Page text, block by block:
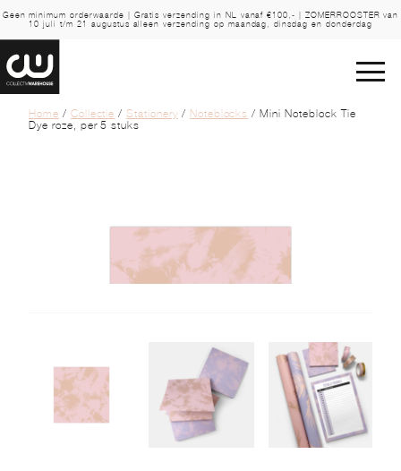
Geen minimum orderwaarde | Gratis verzending in NL vanaf €100,- | ZOMERROOSTER van
10 juli t/m 21 augustus alleen verzending op maandag, dinsdag en donderdag
Home / Collectie /Stationery / Noteblocks / Mini Noteblock Tie
Dye roze, per 5 stuks